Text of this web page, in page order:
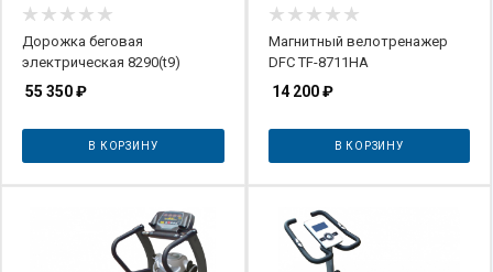
Дорожка беговая
электрическая 8290(t9)
55 350₽
В КОРЗИНУ
Магнитный велотренажер
DFC TF-8711HA
14 200₽
В КОРЗИНУ